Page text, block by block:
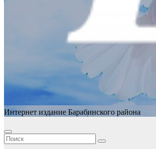
Интернет издание Барабинского района